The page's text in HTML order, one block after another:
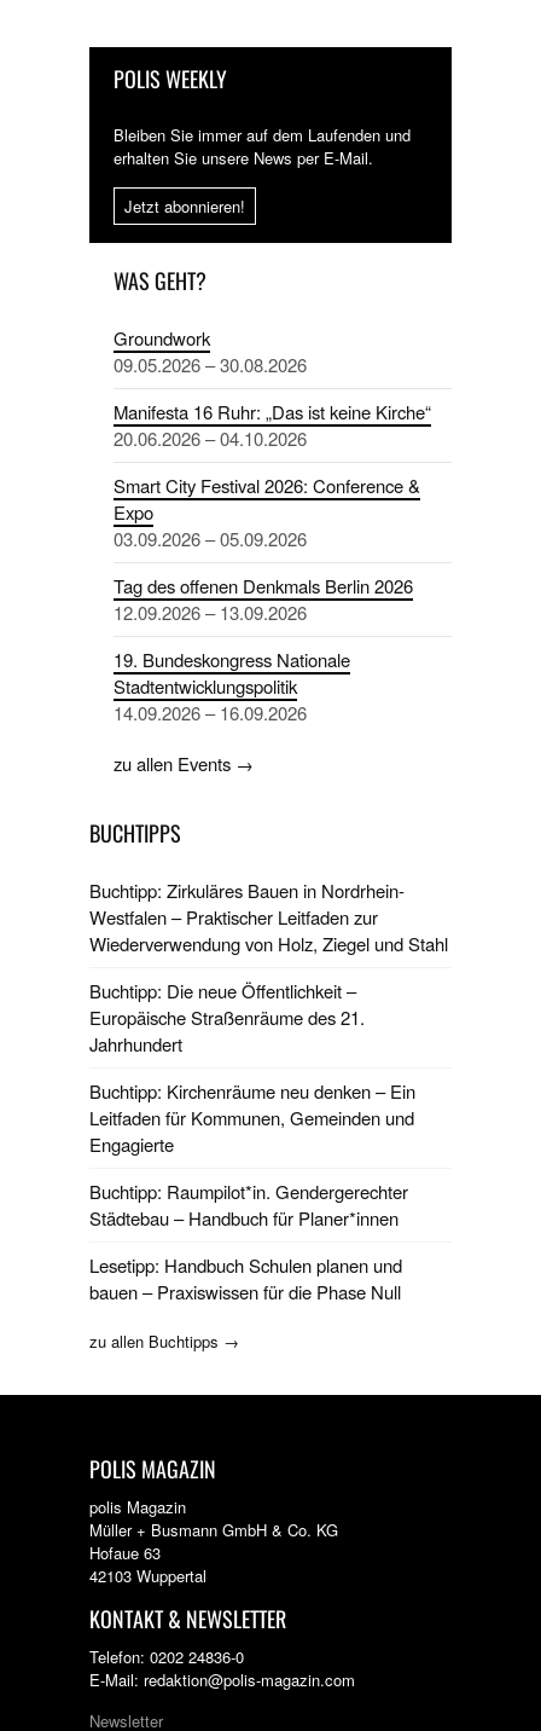
POLIS WEEKLY
Bleiben Sie immer auf dem Laufenden und
erhalten Sie unsere News per E-Mail.
Jetzt abonnieren!
WAS GEHT?
Groundwork
09.05.2026 – 30.08.2026
Manifesta 16 Ruhr: „Das ist keine Kirche“
20.06.2026 – 04.10.2026
Smart City Festival 2026: Conference &
Expo
03.09.2026 – 05.09.2026
Tag des offenen Denkmals Berlin 2026
12.09.2026 – 13.09.2026
19. Bundeskongress Nationale
Stadtentwicklungspolitik
14.09.2026 – 16.09.2026
zu allen Events →
BUCHTIPPS
Buchtipp: Zirkuläres Bauen in Nordrhein-
Westfalen – Praktischer Leitfaden zur
Wiederverwendung von Holz, Ziegel und Stahl
Buchtipp: Die neue Öffentlichkeit –
Europäische Straßenräume des 21.
Jahrhundert
Buchtipp: Kirchenräume neu denken – Ein
Leitfaden für Kommunen, Gemeinden und
Engagierte
Buchtipp: Raumpilot*in. Gendergerechter
Städtebau – Handbuch für Planer*innen
Lesetipp: Handbuch Schulen planen und
bauen – Praxiswissen für die Phase Null
zu allen Buchtipps →
POLIS MAGAZIN
polis Magazin
Müller + Busmann GmbH & Co. KG
Hofaue 63
42103 Wuppertal
KONTAKT & NEWSLETTER
Telefon: 0202 24836-0
E-Mail: redaktion@polis-magazin.com
Newsletter